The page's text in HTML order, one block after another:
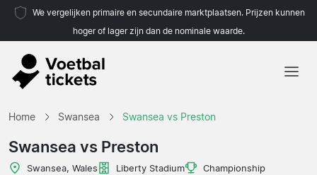
We vergelijken primaire en secundaire marktplaatsen. Prijzen kunnen
hoger of lager zijn dan de nominale waarde.
Home Swansea Swansea vs Preston
Swansea vs Preston
Swansea, Wales Liberty Stadium
Championship